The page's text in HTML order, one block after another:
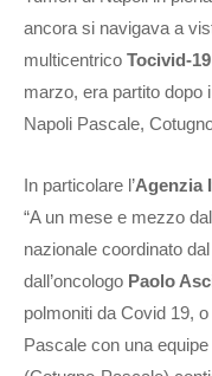
ancora si navigava a
multicentrico Tocivid-19
marzo, era partito dopo
Napoli Pascale,
In particolare l’Agenzia
“A un mese e mezzo
nazionale coordinato
dall’oncologo Paolo
polmoniti da Covid 19,
Pascale con una